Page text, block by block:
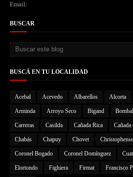
Email:
BUSCAR
BUSCÁ EN TU LOCALIDAD
Acebal Acevedo Albarellos Alcorta
Arminda Arroyo Seco Bigand Bombal
Carreras Casilda Cañada Rica
Chabás Chapuy Chovet
Coronel Bogado Coronel Domínguez
Elortondo Fighiera Firmat Francisco